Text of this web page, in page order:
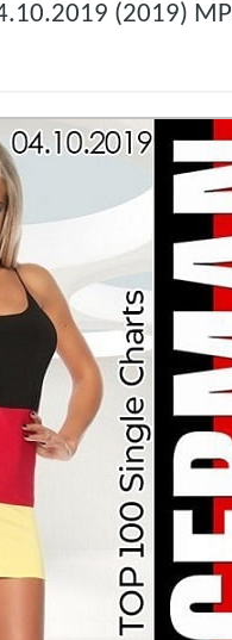
(2019)